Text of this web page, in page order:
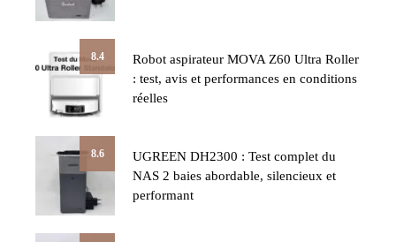
8.4
Robot aspirateur MOVA Z60 Ultra Roller
: test, avis et performances en conditions
réelles
8.6
UGREEN DH2300 : Test complet du
NAS 2 baies abordable, silencieux et
performant